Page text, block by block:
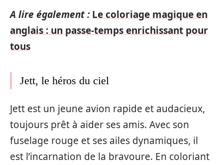
A lire également : Le coloriage magique en
anglais : un passe-temps enrichissant pour
tous
Jett, le héros du ciel
Jett est un jeune avion rapide et audacieux,
toujours prêt à aider ses amis. Avec son
fuselage rouge et ses ailes dynamiques, il
est l’incarnation de la bravoure. En coloriant